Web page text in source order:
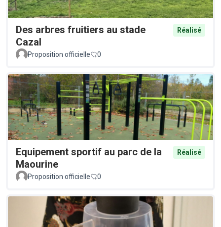
Des arbres fruitiers au stade
Cazal
Réalisé
Proposition officielle 0
Equipement sportif au parc de la
Maourine
Réalisé
Proposition officielle 0